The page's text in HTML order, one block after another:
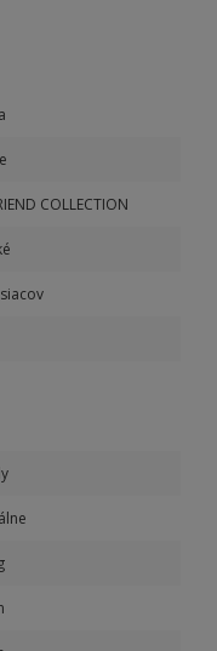
COLLECTION